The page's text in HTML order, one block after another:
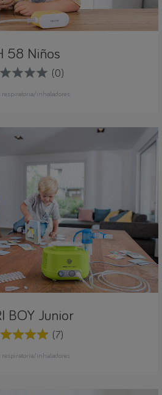
58 Niños
(0)
respiratoria/inhaladores
BOY Junior
(7)
respiratoria/inhaladores